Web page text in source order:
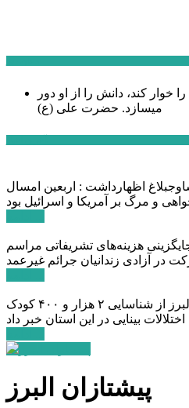
خوار كند، دانش را از او دور
میسازد. حضرت علی (ع)
اظهارداشت : اربعین امسال
هزینه‌های تشریفاتی مراسم
در آزادی زندانیان جرائم غیرعمد
مدیر کل بهزیستی استان البرز از شناسایی ۲ هزار و ۴۰۰ کودک
پیشتازان البرز